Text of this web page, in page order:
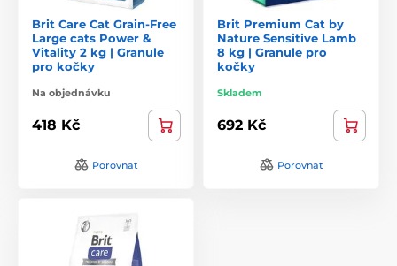
Brit Care Cat Grain-Free
Large cats Power &
Vitality 2 kg | Granule
pro kočky
Na objednávku
418 Kč
Porovnat
Brit Premium Cat by
Nature Sensitive Lamb
8 kg | Granule pro
kočky
Skladem
692 Kč
Porovnat